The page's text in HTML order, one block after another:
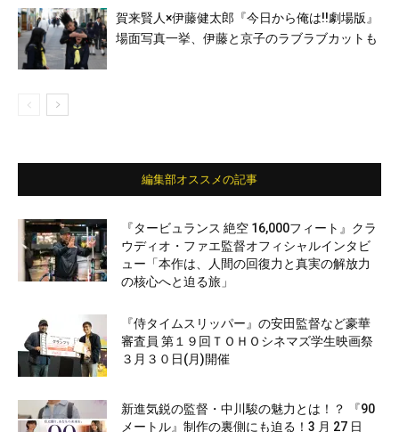
賀来賢人×伊藤健太郎『今日から俺は!!劇場版』
場面写真一挙、伊藤と京子のラブラブカットも
編集部オススメの記事
『タービュランス 絶空 16,000フィート』クラ
ウディオ・ファエ監督オフィシャルインタビ
ュー「本作は、人間の回復力と真実の解放力
の核心へと迫る旅」
『侍タイムスリッパー』の安田監督など豪華
審査員 第１９回ＴＯＨＯシネマズ学生映画祭
３月３０日(月)開催
新進気鋭の監督・中川駿の魅力とは！？ 『90
メートル』制作の裏側にも迫る！3 月 27 日